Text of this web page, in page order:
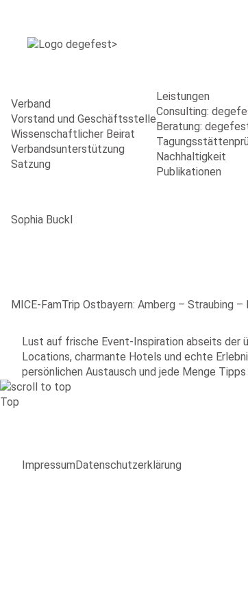
Verband
Vorstand und Geschäftsstelle
Wissenschaftlicher Beirat
Verbandsunterstützung
Satzung
Leistungen
Consulting:
Beratung:
Nachhaltigkeit
Publikationen
Sophia Buckl
MICE-FamTrip Ostbayern: Amberg – Straubing –
Lust auf frische Event-Inspiration abseits der
Locations, charmante Hotels und echte
persönlichen Austausch und jede Menge
Top
ImpressumDatenschutzerklärung